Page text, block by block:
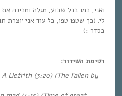
ואני, כמו בכל שבוע, מגלה ומבינה
לי. (כך שטפו טפו, כל עוד אני יוצרת
בסדר :)
רשימת השידור:
A Llefrith (3:20) (The Fallen by